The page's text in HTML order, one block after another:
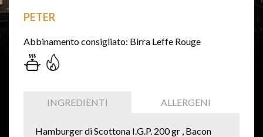
PETER
Abbinamento consigliato: Birra Leffe Rouge
INGREDIENTI ALLERGENI
Hamburger di Scottona I.G.P. 200 gr , Bacon